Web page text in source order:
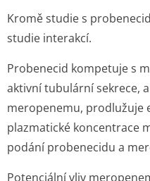
Kromě studie s
studie interakcí.
Probenecid kompetuje s
aktivní tubulární sekrece,
meropenemu, prodlužuje
plazmatické koncentrace
podání probenecidu a
Potenciální vliv